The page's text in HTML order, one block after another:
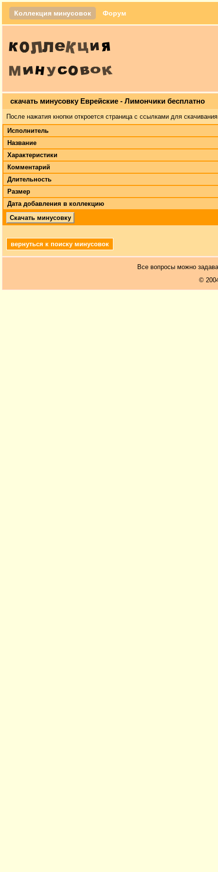
Коллекция минусовок Форум
скачать минусовку Еврейские - Лимончики бесплатно
После нажатия кнопки откроется страница с ссылками для
Исполнитель
Название
Характеристики
Комментарий
Длительность
Размер
Дата добавления в коллекцию
Скачать минусовку
вернуться к поиску минусовок
Все вопросы можно
©